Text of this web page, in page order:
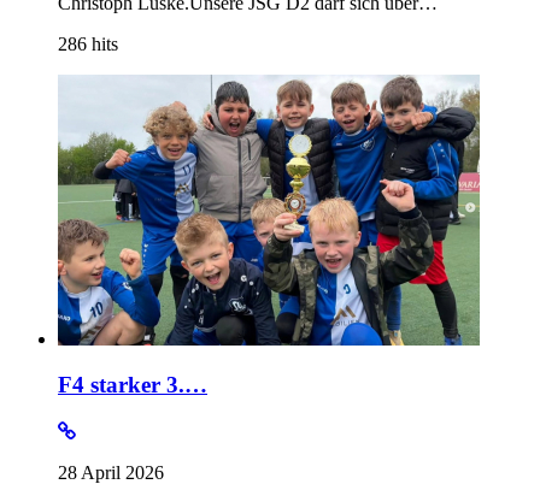
286 hits
F4 starker 3.…
28 April 2026